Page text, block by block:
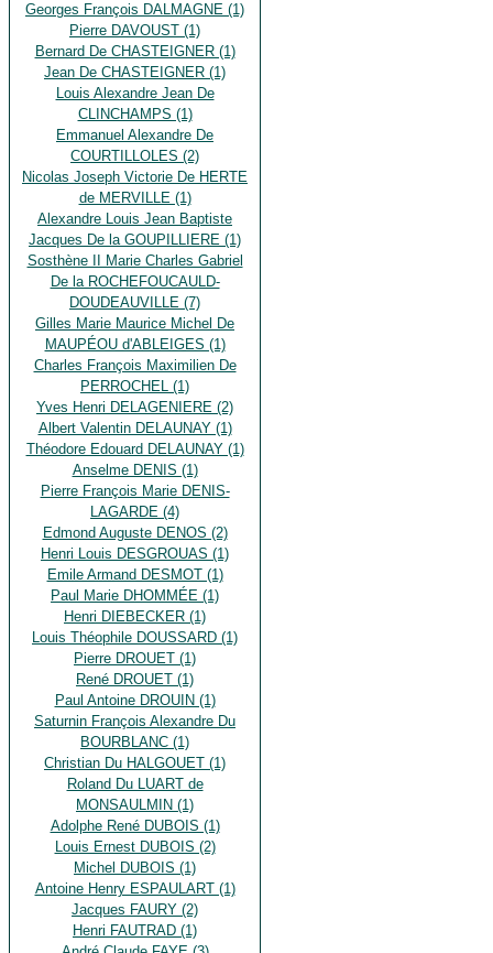
Georges François DALMAGNE (1)
Pierre DAVOUST (1)
Bernard De CHASTEIGNER (1)
Jean De CHASTEIGNER (1)
Louis Alexandre Jean De
CLINCHAMPS (1)
Emmanuel Alexandre De
COURTILLOLES (2)
Nicolas Joseph Victorie De HERTE
de MERVILLE (1)
Alexandre Louis Jean Baptiste
Jacques De la GOUPILLIERE (1)
Sosthène II Marie Charles Gabriel
De la ROCHEFOUCAULD-
DOUDEAUVILLE (7)
Gilles Marie Maurice Michel De
MAUPÉOU d'ABLEIGES (1)
Charles François Maximilien De
PERROCHEL (1)
Yves Henri DELAGENIERE (2)
Albert Valentin DELAUNAY (1)
Théodore Edouard DELAUNAY (1)
Anselme DENIS (1)
Pierre François Marie DENIS-
LAGARDE (4)
Edmond Auguste DENOS (2)
Henri Louis DESGROUAS (1)
Emile Armand DESMOT (1)
Paul Marie DHOMMÉE (1)
Henri DIEBECKER (1)
Louis Théophile DOUSSARD (1)
Pierre DROUET (1)
René DROUET (1)
Paul Antoine DROUIN (1)
Saturnin François Alexandre Du
BOURBLANC (1)
Christian Du HALGOUET (1)
Roland Du LUART de
MONSAULMIN (1)
Adolphe René DUBOIS (1)
Louis Ernest DUBOIS (2)
Michel DUBOIS (1)
Antoine Henry ESPAULART (1)
Jacques FAURY (2)
Henri FAUTRAD (1)